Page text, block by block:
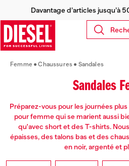
Davantage d’articles jusqu’à
Femme Chaussures Sandales
Sandales
Préparez-vous pour les journées
pour femme qui se marient aussi
qu'avec short et des T-shirts.
épaisses, des talons bas et des
en noir, argenté et